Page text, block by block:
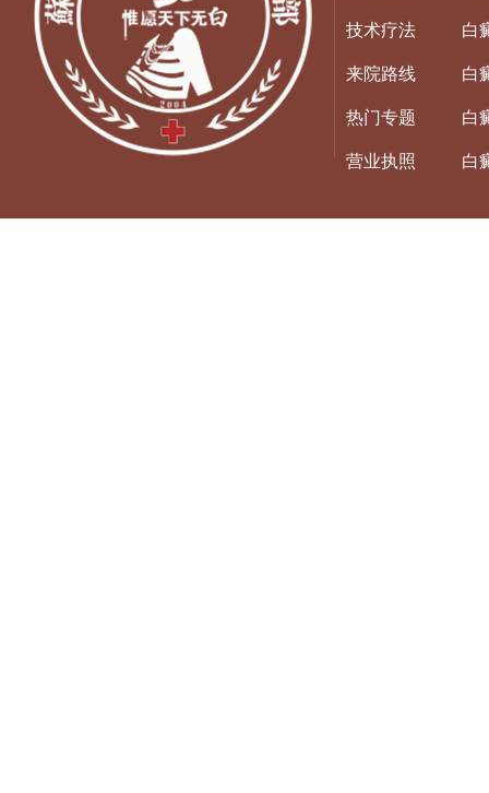
技术疗法
来院路线
热门专题
营业执照
白
白
白
白